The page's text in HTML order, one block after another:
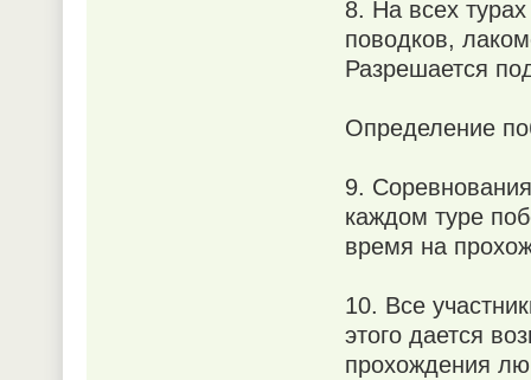
8. На всех
поводков,
Разрешается
Определение
9.
каждом туре
время на
10. Все
этого дается
прохождения